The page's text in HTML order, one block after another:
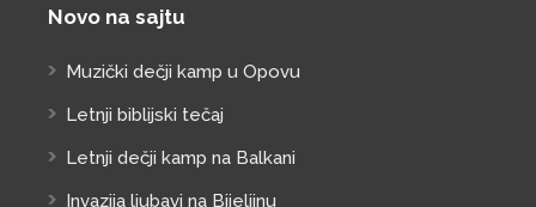
Novo na sajtu
Muzički dečji kamp u Opovu
Letnji biblijski tečaj
Letnji dečji kamp na Balkani
Invazija ljubavi na Bijeljinu